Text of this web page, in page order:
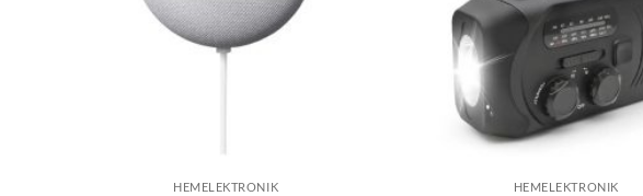
HEMELEKTRONIK HEMELEKTRONIK